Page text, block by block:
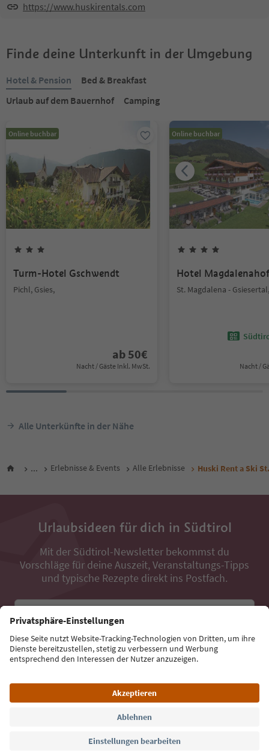
https://www.huskirentals.com
Finde deine Unterkunft in der Umgebung
Hotel & Pension
Bed & Breakfast
Urlaub auf dem Bauernhof
Camping
Online buchbar
Turm-Hotel Gschwendt
Pichl, Gsies,
ab 50€
Nacht / Gäste Inkl. MwSt.
Online buchbar
Hotel Magdalenahof
St. Magdalena -
Nacht /
Alle Unterkünfte in der Nähe
... Erlebnisse & Events Alle Erlebnisse Huski Rent a Ski
Urlaubsideen für dich in Südtirol
Mit der Südtirol-Newsletter bekommst du
Vorschläge für deine Auszeit, Veranstaltungs-Tipps
und typische Rezepte direkt ins Postfach.
Jetzt anmelden